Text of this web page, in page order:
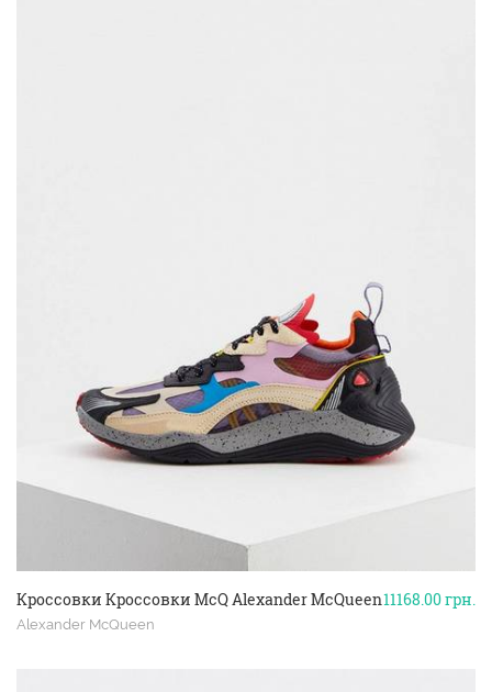
11168.00грн.
Кроссовки Кроссовки McQ Alexander McQueen
Alexander McQueen